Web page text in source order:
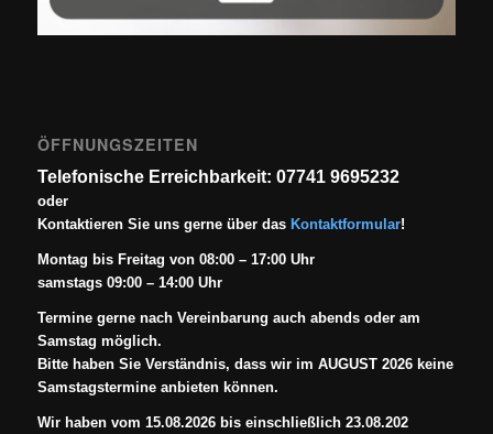
ÖFFNUNGSZEITEN
Telefonische Erreichbarkeit: 07741 9695232
oder
Kontaktieren Sie uns gerne über das Kontaktformular!
Montag bis Freitag von 08:00 – 17:00 Uhr
samstags 09:00 – 14:00 Uhr
Termine gerne nach Vereinbarung auch abends oder am
Samstag möglich.
Bitte haben Sie Verständnis, dass wir im AUGUST 2026 keine
Samstagstermine anbieten können.
Wir haben vom 15.08.2026 bis einschließlich 23.08.202